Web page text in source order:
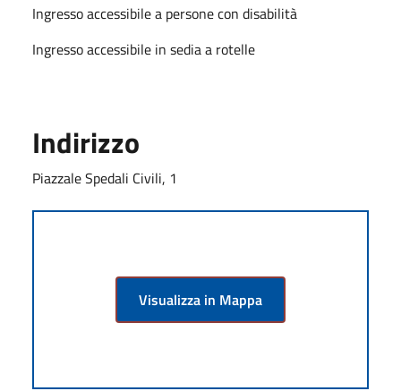
Ingresso accessibile a persone con disabilità
Ingresso accessibile in sedia a rotelle
Indirizzo
Piazzale Spedali Civili, 1
Visualizza in Mappa